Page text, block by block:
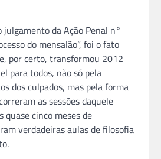
julgamento da Ação Penal n°
do mensalão”, foi o fato
por certo, transformou 2012
para todos, não só pela
dos culpados, mas pela forma
as sessões daquele
quase cinco meses de
verdadeiras aulas de filosofia